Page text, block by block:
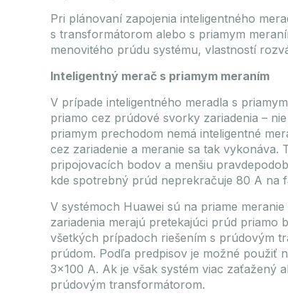
Pri plánovaní zapojenia inteligentného
s transformátorom alebo s priamym
menovitého prúdu systému, vlastností
Inteligentný merač s priamym meraním
V prípade inteligentného meradla s
priamo cez prúdové svorky zariadenia –
priamym prechodom nemá inteligentné
cez zariadenie a meranie sa tak vykonáva.
pripojovacích bodov a menšiu
kde spotrebný prúd neprekračuje 80 A na
V systémoch Huawei sú na priame
zariadenia merajú pretekajúci prúd
všetkých prípadoch riešením s prúdovým
prúdom. Podľa predpisov je možné použiť
3×100 A. Ak je však systém viac zaťažený
prúdovým transformátorom.